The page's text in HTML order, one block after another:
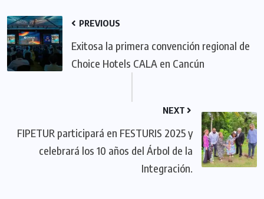
PREVIOUS
Exitosa la primera convención regional de
Choice Hotels CALA en Cancún
NEXT
FIPETUR participará en FESTURIS 2025 y
celebrará los 10 años del Árbol de la
Integración.